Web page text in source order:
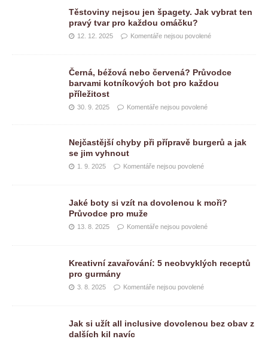
Těstoviny nejsou jen špagety. Jak vybrat ten
pravý tvar pro každou omáčku?
12. 12. 2025 Komentáře nejsou povolené
Černá, béžová nebo červená? Průvodce
barvami kotníkových bot pro každou
příležitost
30. 9. 2025 Komentáře nejsou povolené
Nejčastější chyby při přípravě burgerů a jak
se jim vyhnout
1. 9. 2025 Komentáře nejsou povolené
Jaké boty si vzít na dovolenou k moři?
Průvodce pro muže
13. 8. 2025 Komentáře nejsou povolené
Kreativní zavařování: 5 neobvyklých receptů
pro gurmány
3. 8. 2025 Komentáře nejsou povolené
Jak si užít all inclusive dovolenou bez obav z
dalších kil navíc